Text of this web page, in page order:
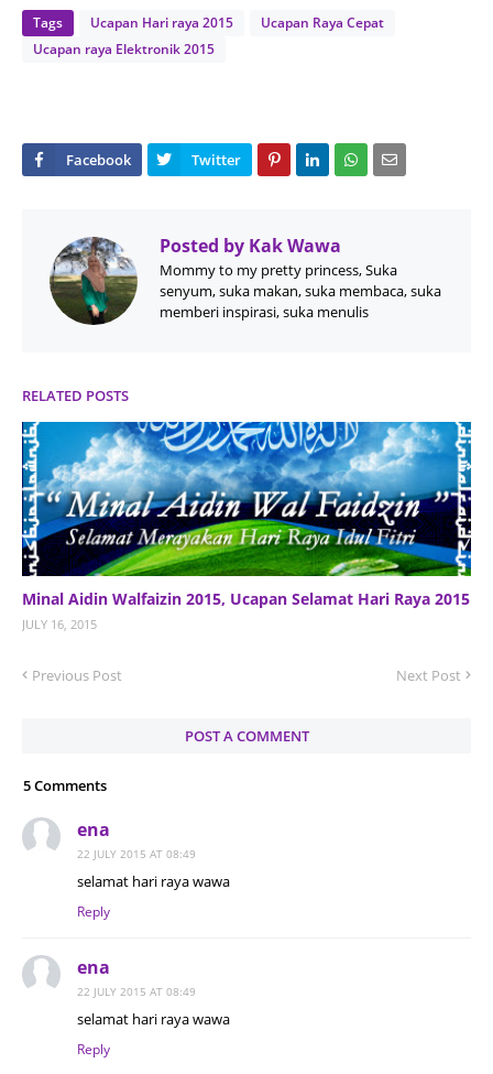
Tags Ucapan Hari raya 2015
Ucapan Raya Cepat
Ucapan raya Elektronik 2015
Posted by Kak Wawa
Mommy to my pretty princess, Suka
senyum, suka makan, suka membaca, suka
memberi inspirasi, suka menulis
RELATED POSTS
Minal Aidin Walfaizin 2015, Ucapan Selamat Hari Raya 2015
JULY 16, 2015
Previous Post Next Post
POST A COMMENT
5 Comments
ena
22 JULY 2015 AT 08:49
selamat hari raya wawa
Reply
ena
22 JULY 2015 AT 08:49
selamat hari raya wawa
Reply